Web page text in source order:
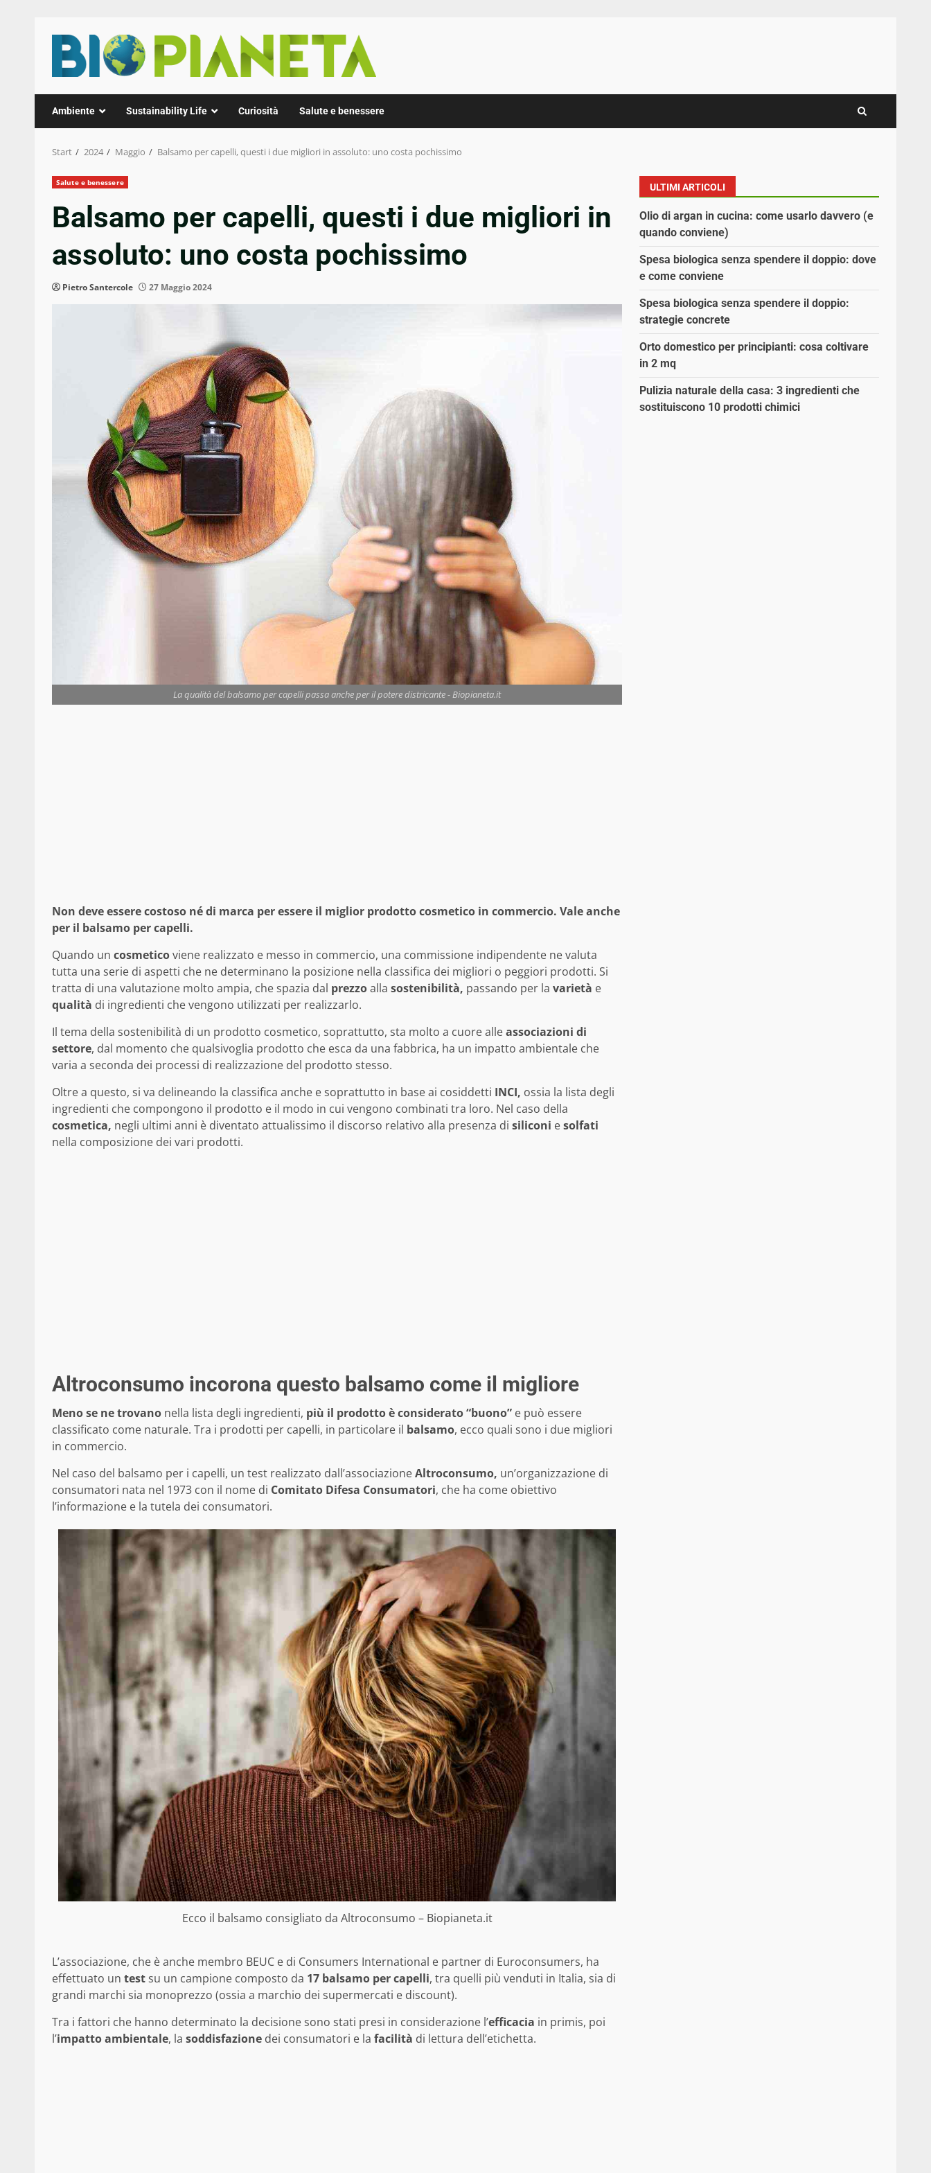
Inhalt
springen
Ambiente Sustainability Life Curiosità Salute e benessere
Start 2024 Maggio Balsamo per capelli, questi i due migliori in assoluto: uno costa pochissimo
Salute e benessere
Balsamo per capelli, questi i due migliori in
assoluto: uno costa pochissimo
Pietro Santercole 27 Maggio 2024
La qualità del balsamo per capelli passa anche per il potere districante - Biopianeta.it
Non deve essere costoso né di marca per essere il miglior prodotto cosmetico in commercio. Vale anche
per il balsamo per capelli.
Quando un cosmeticoviene realizzato e messo in commercio, una commissione indipendente ne valuta
tutta una serie di aspetti che ne determinano la posizione nella classifica dei migliori o peggiori prodotti. Si
tratta di una valutazione molto ampia, che spazia dal prezzoalla sostenibilità, passando per la varietà e
qualità di ingredienti che vengono utilizzati per realizzarlo.
Il tema della sostenibilità di un prodotto cosmetico, soprattutto, sta molto a cuore alleassociazioni di
settore, dal momento che qualsivoglia prodotto che esca da una fabbrica, ha un impatto ambientale che
varia a seconda dei processi di realizzazione del prodotto stesso.
Oltre a questo, si va delineando la classifica anche e soprattutto in base ai cosiddetti INCI, ossia la lista degli
ingredienti che compongono il prodotto e il modo in cui vengono combinati tra loro. Nel caso della
cosmetica, negli ultimi anni è diventato attualissimo il discorso relativo alla presenza di siliconi esolfati
nella composizione dei vari prodotti.
Altroconsumo incorona questo balsamo come il migliore
Meno se ne trovano nella lista degli ingredienti, più il prodotto è considerato “buono” e può essere
classificato come naturale. Tra i prodotti per capelli, in particolare il balsamo, ecco quali sono i due migliori
in commercio.
Nel caso del balsamo per i capelli, un test realizzato dall’associazioneAltroconsumo, un’organizzazione di
consumatori nata nel 1973 con il nome di Comitato Difesa Consumatori, che ha come obiettivo
l’informazione e la tutela dei consumatori.
Ecco il balsamo consigliato da Altroconsumo – Biopianeta.it
L’associazione, che è anche membro BEUC e di Consumers International e partner di Euroconsumers, ha
effettuato un testsu un campione composto da 17 balsamo per capelli, tra quelli più venduti in Italia, sia di
grandi marchi sia monoprezzo (ossia a marchio dei supermercati e discount).
Tra i fattori che hanno determinato la decisione sono stati presi in considerazione l’efficacia in primis, poi
l’impatto ambientale, la soddisfazione dei consumatori e la facilità di lettura dell’etichetta.
ULTIMI ARTICOLI
Olio di argan in cucina: come usarlo davvero (e
quando conviene)
Spesa biologica senza spendere il doppio: dove
e come conviene
Spesa biologica senza spendere il doppio:
strategie concrete
Orto domestico per principianti: cosa coltivare
in 2 mq
Pulizia naturale della casa: 3 ingredienti che
sostituiscono 10 prodotti chimici